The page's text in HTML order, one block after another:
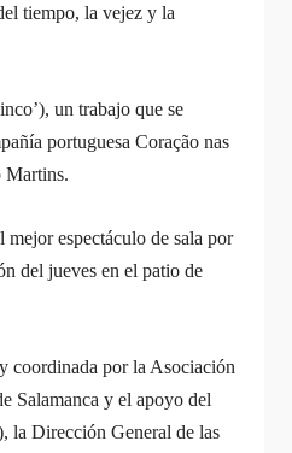
tiempo, la vejez y la
un trabajo que se
portuguesa Coração nas
Martins.
espectáculo de sala por
del jueves en el patio de
coordinada por la Asociación
Salamanca y el apoyo del
la Dirección General de las